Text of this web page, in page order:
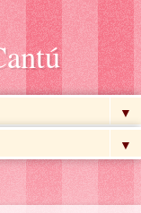
▼
▼